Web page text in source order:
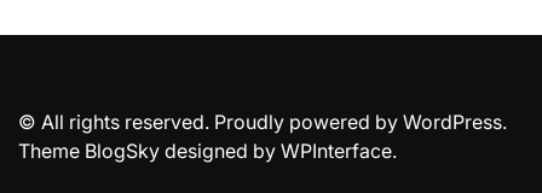
© All rights reserved. Proudly powered by WordPress.
Theme BlogSky designed by WPInterface.